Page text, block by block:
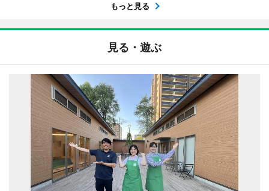
もっと見る
見る・遊ぶ